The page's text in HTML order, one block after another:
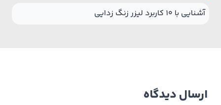
آشنایی با 10 کاربرد لیزر زنگ زدایی
ارسال دیدگاه